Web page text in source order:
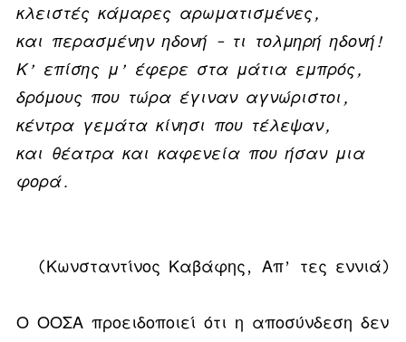
κλειστές κάμαρες αρωματισμένες,
και περασμένην ηδονή – τι τολμηρή ηδονή!
Κ’ επίσης μ’ έφερε στα μάτια εμπρός,
δρόμους που τώρα έγιναν αγνώριστοι,
κέντρα γεμάτα κίνησι που τέλεψαν,
και θέατρα και καφενεία που ήσαν μια
φορά.
(Κωνσταντίνος Καβάφης, Απ’ τες εννιά)
Ο ΟΟΣΑ προειδοποιεί ότι η αποσύνδεση δεν